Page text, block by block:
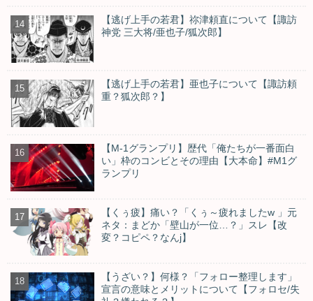
【逃げ上手の若君】祢津頼直について【諏訪
神党 三大将/亜也子/狐次郎】
【逃げ上手の若君】亜也子について【諏訪頼
重？狐次郎？】
【M-1グランプリ】歴代「俺たちが一番面白
い」枠のコンビとその理由【大本命】#M1グ
ランプリ
【くぅ疲】痛い？「くぅ～疲れましたw 」元
ネタ：まどか「壁山が一位…？」スレ【改
変？コピペ？なんj】
【うざい？】何様？「フォロー整理します」
宣言の意味とメリットについて【フォロセ/失